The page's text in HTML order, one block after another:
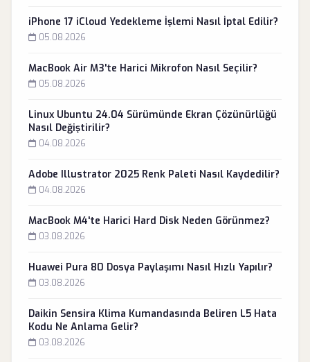
iPhone 17 iCloud Yedekleme İşlemi Nasıl İptal Edilir?
05.08.2026
MacBook Air M3'te Harici Mikrofon Nasıl Seçilir?
05.08.2026
Linux Ubuntu 24.04 Sürümünde Ekran Çözünürlüğü
Nasıl Değiştirilir?
04.08.2026
Adobe Illustrator 2025 Renk Paleti Nasıl Kaydedilir?
04.08.2026
MacBook M4'te Harici Hard Disk Neden Görünmez?
03.08.2026
Huawei Pura 80 Dosya Paylaşımı Nasıl Hızlı Yapılır?
03.08.2026
Daikin Sensira Klima Kumandasında Beliren L5 Hata
Kodu Ne Anlama Gelir?
03.08.2026